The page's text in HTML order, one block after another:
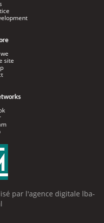
site
par l'agence digitale lba-